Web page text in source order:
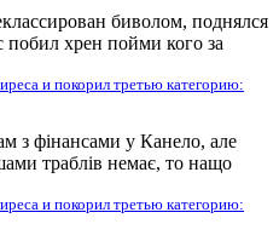
биволом, поднялся
хрен пойми кого за
и покорил третью категорию:
з фінансами у Канело, але
траблів немає, то нащо
и покорил третью категорию: